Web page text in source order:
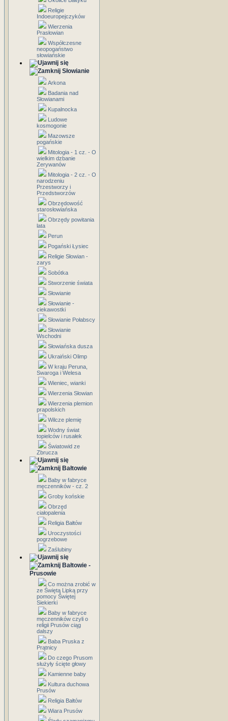
Religie
Indoeuropejczyków
Wierzenia
Prasłowian
Współczesne
neopogaństwo
słowiańskie
Słowianie
Arkona
Badania nad
Słowianami
Kupalnocka
Ludowe
kosmogonie
Mazowsze
pogańskie
Mitologia - 1 cz. - O
wielkim dzbanie
Zerywanów
Mitologia - 2 cz. - O
narodzeniu
Przestworzy i
Przedstworzów
Obrzędowość
starosłowiańska
Obrzędy powitania
lata
Perun
Pogański Łysiec
Religie Słowian -
zarys
Sobótka
Stworzenie świata
Słowianie
Słowianie -
ciekawostki
Słowianie Połabscy
Słowianie
Wschodni
Słowiańska dusza
Ukraiński Olimp
W kraju Peruna,
Swaroga i Welesa
Wieniec, wianki
Wierzenia Słowian
Wierzenia plemion
prapolskich
Wilcze plemię
Wodny świat
topielców i rusałek
Światowid ze
Zbrucza
Bałtowie
Baby w fabryce
męczenników - cz. 2
Groby końskie
Obrzęd
ciałopalenia
Religia Bałtów
Uroczystości
pogrzebowe
Zaślubiny
Bałtowie -
Prusowie
Co można zrobić w
ze Świętą Lipką przy
pomocy Świętej
Siekierki
Baby w fabryce
męczenników czyli o
religii Prusów ciąg
dalszy
Baba Pruska z
Prątnicy
Do czego Prusom
służyły ścięte głowy
Kamienne baby
Kultura duchowa
Prusów
Religia Bałtów
Wiara Prusów